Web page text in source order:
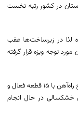
صحن حرم امام محمد باقر (ع) در بین ۶ استان در کشور رتبه نخست
لذا در زیرساخت‌ها عقب
توجه ویژه قرار گرفته
استاندار خراسان جنوبی گفت: اقداماتی از قبیل طرح راه‌آهن با ۱۵ قطعه فعال و
از دریای عمان بعد از گذشت ۲۴ سال خشکسالی در حال انجام